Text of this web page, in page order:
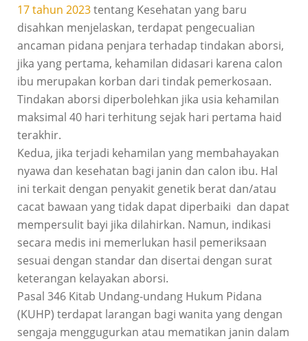
17 tahun 2023tentang Kesehatan yang baru
disahkan menjelaskan, terdapat pengecualian
ancaman pidana penjara terhadap tindakan aborsi,
jika yang pertama, kehamilan didasari karena calon
ibu merupakan korban dari tindak pemerkosaan.
Tindakan aborsi diperbolehkan jika usia kehamilan
maksimal 40 hari terhitung sejak hari pertama haid
terakhir.
Kedua, jika terjadi kehamilan yang membahayakan
nyawa dan kesehatan bagi janin dan calon ibu. Hal
ini terkait dengan penyakit genetik berat dan/atau
cacat bawaan yang tidak dapat diperbaiki dan dapat
mempersulit bayi jika dilahirkan. Namun, indikasi
secara medis ini memerlukan hasil pemeriksaan
sesuai dengan standar dan disertai dengan surat
keterangan kelayakan aborsi.
Pasal 346 Kitab Undang-undang Hukum Pidana
(KUHP) terdapat larangan bagi wanita yang dengan
sengaja menggugurkan atau mematikan janin dalam